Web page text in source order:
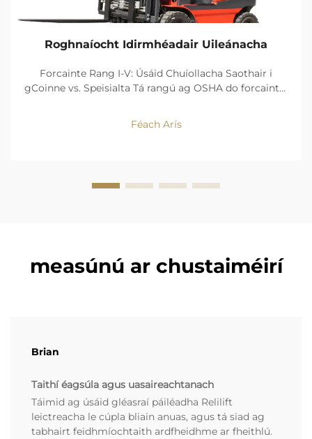
Roghnaíocht Idirmhéadair Uileánacha
Forcainte Rang I-V: Úsáid Chuíollacha Saothair i
gCoinne vs. Speisialta Tá rangú ag OSHA do forcaintí i
Coinneann na sochair a bhaineann le neodracht
ascaill, agus cruinneas bogadh Rang I (forcan
Féach Arís
measúnú ar chustaiméirí
Brian
Taithí éagsúla agus uasaireachtanach
Táimid ag úsáid gléasraí páiléadha Relilift
leictreacha le cúpla bliain anuas, agus tá siad ag
tabhairt feidhmíochtaith ardfheidhme ar fheithlú.